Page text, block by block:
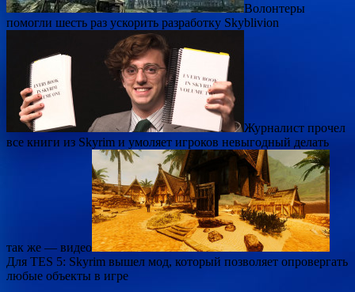
Волонтеры
помогли шесть раз ускорить разработку Skyblivion
Журналист прочел
все книги из Skyrim и умоляет игроков невыгодный делать
так же — видео
Для TES 5: Skyrim вышел мод, который позволяет опровергать
любые объекты в игре